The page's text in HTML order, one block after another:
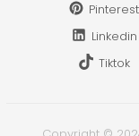
Pinterest
Linkedin
Tiktok